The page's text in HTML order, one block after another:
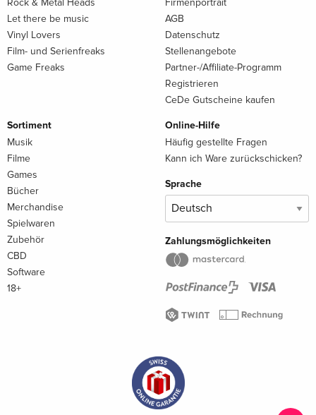
Let there be music
Vinyl Lovers
Film- und Serienfreaks
Game Freaks
AGB
Datenschutz
Stellenangebote
Partner-/Affiliate-Programm
Registrieren
CeDe Gutscheine kaufen
Sortiment
Musik
Filme
Games
Bücher
Merchandise
Spielwaren
Zubehör
CBD
Software
18+
Online-Hilfe
Häufig gestellte Fragen
Kann ich Ware zurückschicken?
Sprache
Zahlungsmöglichkeiten